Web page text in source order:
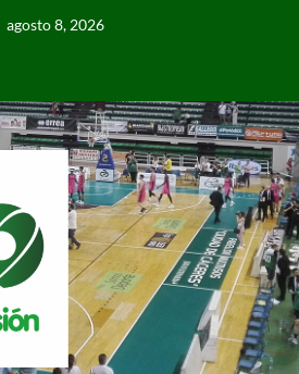
agosto 8, 2026